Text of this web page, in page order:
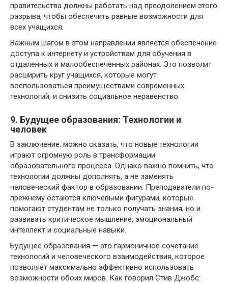
правительства должны работать над преодолением этого
разрыва, чтобы обеспечить равные возможности для
всех учащихся.
Важным шагом в этом направлении является обеспечение
доступа к интернету и устройствам для обучения в
отдаленных и малообеспеченных районах. Это позволит
расширить круг учащихся, которые могут
воспользоваться преимуществами современных
технологий, и снизить социальное неравенство.
9. Будущее образования: Технологии и
человек
В заключение, можно сказать, что новые технологии
играют огромную роль в трансформации
образовательного процесса. Однако важно помнить, что
технологии должны дополнять, а не заменять
человеческий фактор в образовании. Преподаватели по-
прежнему остаются ключевыми фигурами, которые
помогают студентам не только получать знания, но и
развивать критическое мышление, эмоциональный
интеллект и социальные навыки.
Будущее образования — это гармоничное сочетание
технологий и человеческого взаимодействия, которое
позволяет максимально эффективно использовать
возможности обоих миров. Как говорил Стив Джобс: